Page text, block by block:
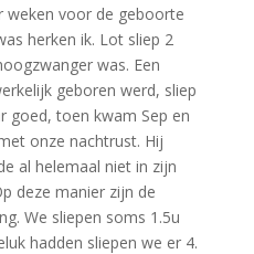
weken voor de geboorte
herken ik. Lot sliep 2
was. Een
geboren werd, sliep
goed, toen kwam Sep en
onze nachtrust. Hij
al helemaal niet in zijn
deze manier zijn de
We sliepen soms 1.5u
hadden sliepen we er 4.